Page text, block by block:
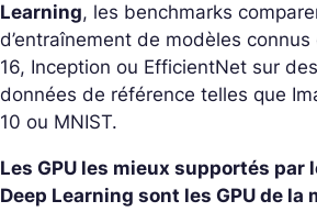
Learning, les benchmarks
d’entraînement de modèles connus
16, Inception ou EfficientNet sur
données de référence telles que
10 ou MNIST.
Les GPU les mieux supportés par
Deep Learning sont les GPU de la